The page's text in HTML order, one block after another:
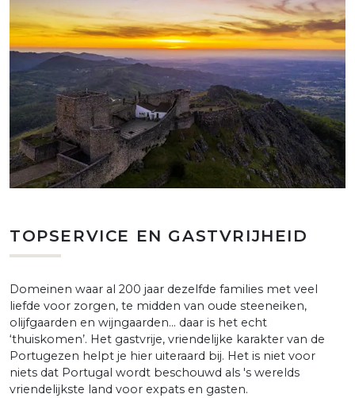
TOPSERVICE EN GASTVRIJHEID
Domeinen waar al 200 jaar dezelfde families met veel
liefde voor zorgen, te midden van oude steeneiken,
olijfgaarden en wijngaarden… daar is het echt
‘thuiskomen’. Het gastvrije, vriendelijke karakter van de
Portugezen helpt je hier uiteraard bij. Het is niet voor
niets dat Portugal wordt beschouwd als 's werelds
vriendelijkste land voor expats en gasten.